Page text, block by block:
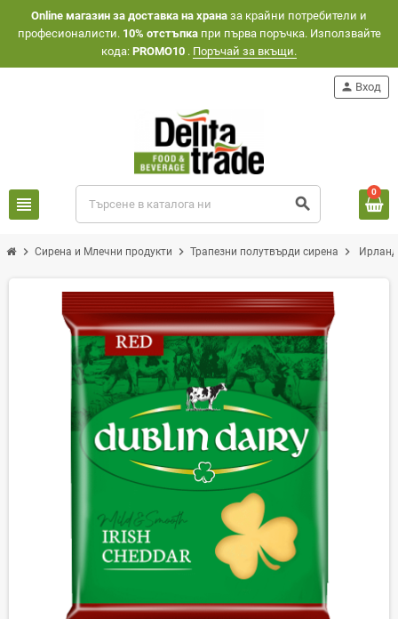
Оnline магазин за доставка на храна за крайни потребители и
професионалисти. 10% отстъпкапри първа поръчка. Използвайте
кода: PROMO10 . Поръчай за вкъщи.
view_headline search
person Вход
0
chevron_right Сирена и Млечни продукти chevron_right Трапезни полутвърди сирена chevron_right